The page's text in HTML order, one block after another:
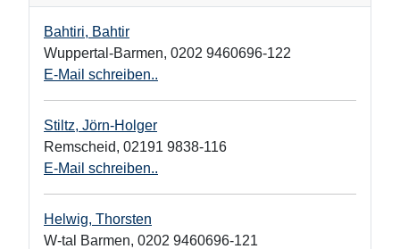
Bahtiri, Bahtir
Wuppertal-Barmen, 0202 9460696-122
E-Mail schreiben..
Stiltz, Jörn-Holger
Remscheid, 02191 9838-116
E-Mail schreiben..
Helwig, Thorsten
W-tal Barmen, 0202 9460696-121